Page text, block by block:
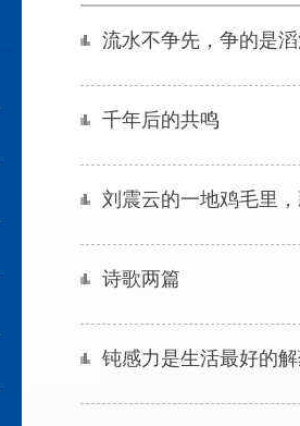
流水不争先，争的是
千年后的共鸣
刘震云的一地鸡毛里
诗歌两篇
钝感力是生活最好的